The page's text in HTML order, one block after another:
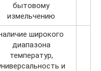
бытовому
измельчению
широкого
диапазона
температур,
и